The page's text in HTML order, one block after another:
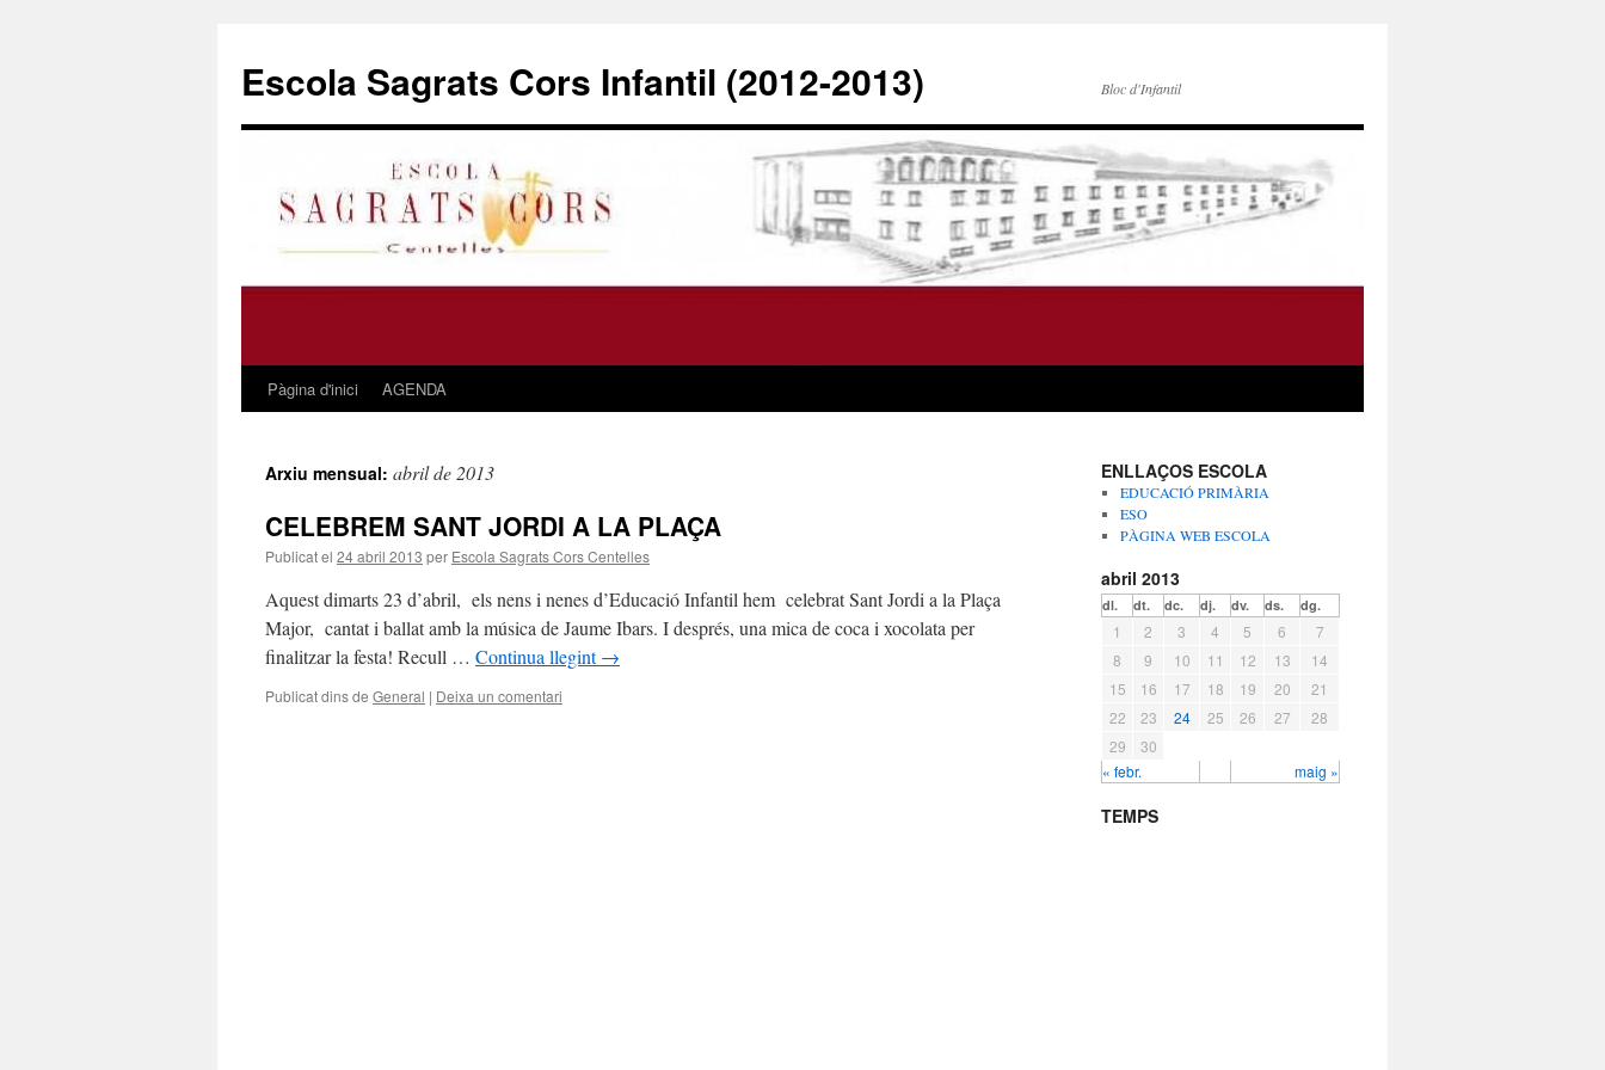
Escola Sagrats Cors Infantil (2012-2013) Bloc d'Infantil
Vés
contingut
Pàgina d'inici AGENDA
Arxiu mensual: abril de 2013
CELEBREM SANT JORDI A LA PLAÇA
Publicat el 24 abril 2013 per Escola Sagrats Cors Centelles
Aquest dimarts 23 d’abril, els nens i nenes d’Educació Infantil hem celebrat Sant Jordi a la Plaça
Major, cantat i ballat amb la música de Jaume Ibars. I després, una mica de coca i xocolata per
finalitzar la festa! Recull … Continua llegint→
Publicat dins de General | Deixa un comentari
ENLLAÇOS ESCOLA
EDUCACIÓ PRIMÀRIA
ESO
PÀGINA WEB ESCOLA
abril 2013
dl. dt. dc. dj. dv. ds. dg.
« febr. maig »
1 2 3 4 5 6
7
8
9 10 11 12 13
14
15
16 17 18 19 20
21
22
23 24 25 26 27
28
29
30
TEMPS